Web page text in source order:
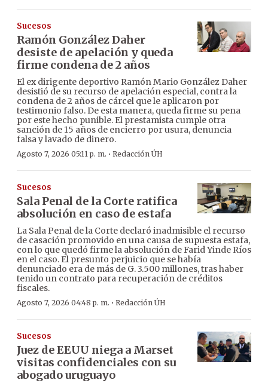
Sucesos
Ramón González Daher
desiste de apelación y queda
firme condena de 2 años
El ex dirigente deportivo Ramón Mario González Daher
desistió de su recurso de apelación especial, contra la
condena de 2 años de cárcel que le aplicaron por
testimonio falso. De esta manera, queda firme su pena
por este hecho punible. El prestamista cumple otra
sanción de 15 años de encierro por usura, denuncia
falsa y lavado de dinero.
Agosto 7, 2026 05:11 p. m. · Redacción ÚH
Sucesos
Sala Penal de la Corte ratifica
absolución en caso de estafa
La Sala Penal de la Corte declaró inadmisible el recurso
de casación promovido en una causa de supuesta estafa,
con lo que quedó firme la absolución de Farid Yinde Ríos
en el caso. El presunto perjuicio que se había
denunciado era de más de G. 3.500 millones, tras haber
tenido un contrato para recuperación de créditos
fiscales.
Agosto 7, 2026 04:48 p. m. · Redacción ÚH
Sucesos
Juez de EEUU niega a Marset
visitas confidenciales con su
abogado uruguayo